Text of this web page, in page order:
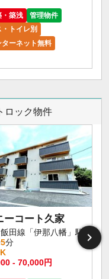
・築浅
管理物件
・トイレ別
ターネット無料
ロック物件
ーコート久家
飯田線「伊那八幡」駅
5分
- 70,000円